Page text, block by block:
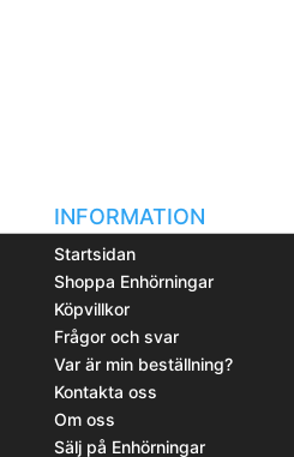
INFORMATION
Startsidan
Shoppa Enhörningar
Köpvillkor
Frågor och svar
Var är min beställning?
Kontakta oss
Om oss
Sälj på Enhörningar